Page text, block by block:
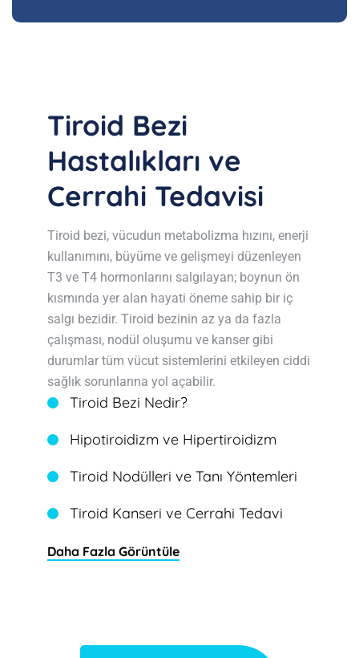
Tiroid Bezi
Hastalıkları ve
Cerrahi Tedavisi
Tiroid bezi, vücudun metabolizma hızını, enerji
kullanımını, büyüme ve gelişmeyi düzenleyen
T3 ve T4 hormonlarını salgılayan; boynun ön
kısmında yer alan hayati öneme sahip bir iç
salgı bezidir. Tiroid bezinin az ya da fazla
çalışması, nodül oluşumu ve kanser gibi
durumlar tüm vücut sistemlerini etkileyen ciddi
sağlık sorunlarına yol açabilir.
Tiroid Bezi Nedir?
Hipotiroidizm ve Hipertiroidizm
Tiroid Nodülleri ve Tanı Yöntemleri
Tiroid Kanseri ve Cerrahi Tedavi
Daha Fazla Görüntüle